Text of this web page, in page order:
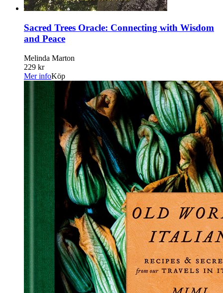
Sacred Trees Oracle: Connecting with Wisdom
and Peace
Melinda Marton
229 kr
Mer infoKöp